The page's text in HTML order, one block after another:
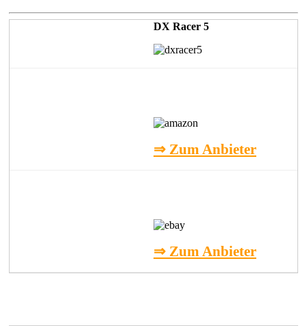
DX Racer 5
⇒ Zum Anbieter
⇒ Zum Anbieter